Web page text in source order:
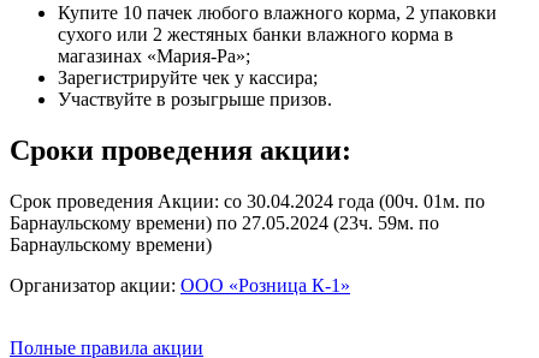
Купите 10 пачек любого влажного корма, 2 упаковки
сухого или 2 жестяных банки влажного корма в
магазинах «Мария-Ра»;
Зарегистрируйте чек у кассира;
Участвуйте в розыгрыше призов.
Сроки проведения акции:
Срок проведения Акции: со 30.04.2024 года (00ч. 01м. по
Барнаульскому времени) по 27.05.2024 (23ч. 59м. по
Барнаульскому времени)
Организатор акции: ООО «Розница К-1»
Полные правила акции